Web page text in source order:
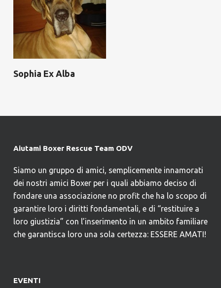
Sophia Ex Alba
Aiutami Boxer Rescue Team ODV
Siamo un gruppo di amici, semplicemente innamorati
dei nostri amici Boxer per i quali abbiamo deciso di
fondare una associazione no profit che ha lo scopo di
garantire loro i diritti fondamentali, e di “restituire a
loro giustizia” con l’inserimento in un ambito familiare
che garantisca loro una sola certezza: ESSERE AMATI!
EVENTI